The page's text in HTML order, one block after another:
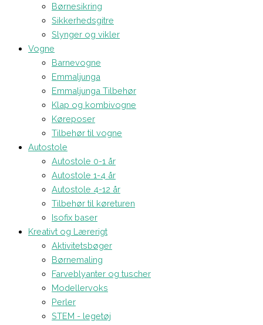
Børnesikring
Sikkerhedsgitre
Slynger og vikler
Vogne
Barnevogne
Emmaljunga
Emmaljunga Tilbehør
Klap og kombivogne
Køreposer
Tilbehør til vogne
Autostole
Autostole 0-1 år
Autostole 1-4 år
Autostole 4-12 år
Tilbehør til køreturen
Isofix baser
Kreativt og Lærerigt
Aktivitetsbøger
Børnemaling
Farveblyanter og tuscher
Modellervoks
Perler
STEM - legetøj